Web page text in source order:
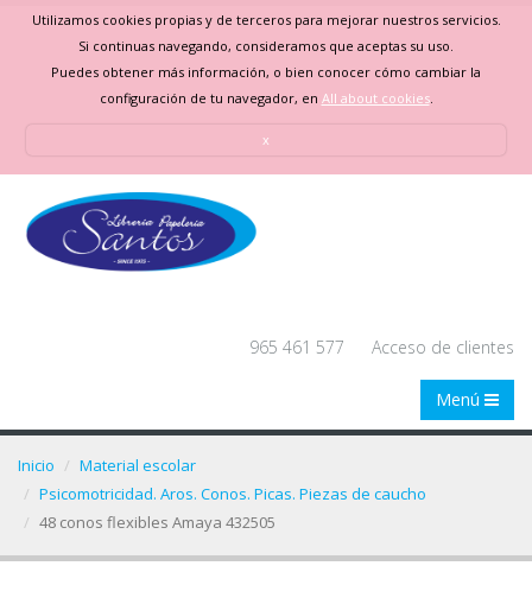
Utilizamos cookies propias y de terceros para mejorar nuestros servicios.
Si continuas navegando, consideramos que aceptas su uso.
Puedes obtener más información, o bien conocer cómo cambiar la
configuración de tu navegador, en All about cookies.
x
965 461 577 Acceso de clientes
Menú
Inicio
Material escolar
Psicomotricidad. Aros. Conos. Picas. Piezas de caucho
48 conos flexibles Amaya 432505